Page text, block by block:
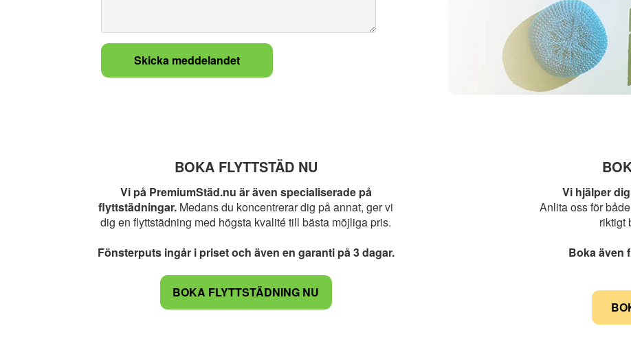
BOKA FLYTTSTÄD NU
Vi på PremiumStäd.nu är även specialiserade på
flyttstädningar. Medans du koncentrerar dig på annat, ger vi
dig en flyttstädning med högsta kvalité till bästa möjliga pris.
Fönsterputs ingår i priset och även en garanti på 3 dagar.
BOKA FLYTTSTÄDNING NU
Vi hjälper
Anlita oss för
riktigt
Boka även